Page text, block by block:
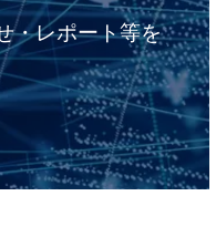
・レポート等を